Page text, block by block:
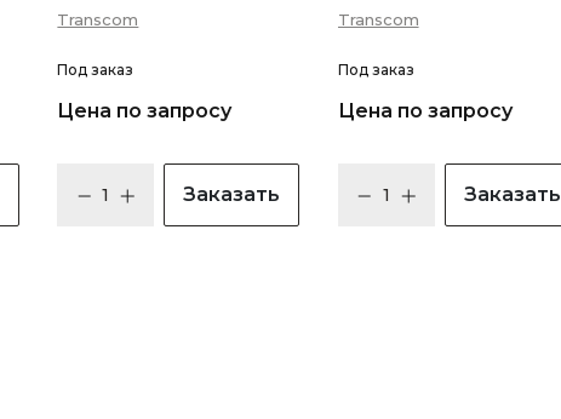
Transcom
Под заказ
Цена по запросу
Заказать
Transcom
Под заказ
Цена по запросу
Заказать